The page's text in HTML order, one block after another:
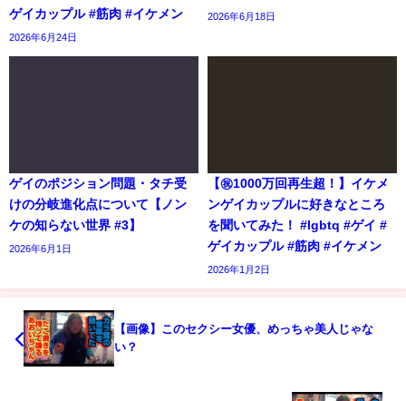
ゲイカップル #筋肉 #イケメン
2026年6月24日
2026年6月18日
ゲイのポジション問題・タチ受
けの分岐進化点について【ノン
ケの知らない世界 #3】
2026年6月1日
【㊗️1000万回再生超！】イケメ
ンゲイカップルに好きなところ
を聞いてみた！ #lgbtq #ゲイ #
ゲイカップル #筋肉 #イケメン
2026年1月2日
【画像】このセクシー女優、めっちゃ美人じゃな
い？